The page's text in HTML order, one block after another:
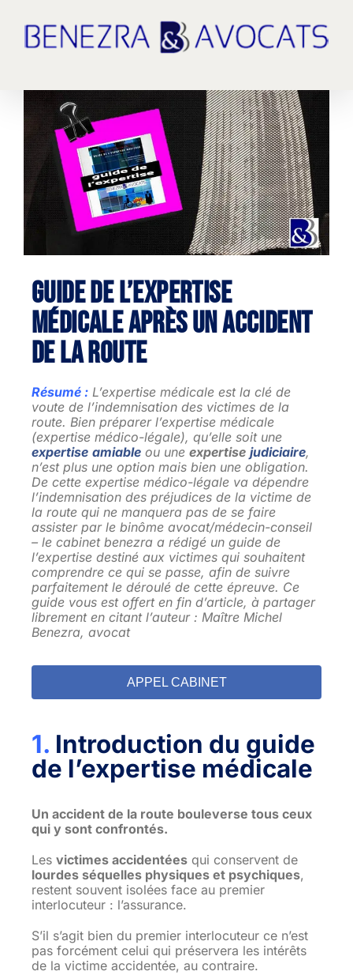
contenu
l'image
agrandie
GUIDE DE L’EXPERTISE
MÉDICALE APRÈS UN ACCIDENT
DE LA ROUTE
Résumé : L’expertise médicale est la clé de
voute de l’indemnisation des victimes de la
route. Bien préparer l’expertise médicale
(expertise médico-légale), qu’elle soit une
expertise amiable ou une expertise judiciaire,
n’est plus une option mais bien une obligation.
De cette expertise médico-légale va dépendre
l’indemnisation des préjudices de la victime de
la route qui ne manquera pas de se faire
assister par le binôme avocat/médecin-conseil
– le cabinet benezra a rédigé un guide de
l’expertise destiné aux victimes qui souhaitent
comprendre ce qui se passe, afin de suivre
parfaitement le déroulé de cette épreuve. Ce
guide vous est offert en fin d’article, à partager
librement en citant l’auteur : Maître Michel
Benezra, avocat
APPEL CABINET
1. Introduction du guide
de l’expertise médicale
Un accident de la route bouleverse tous ceux
qui y sont confrontés.
Les victimes accidentées qui conservent de
lourdes séquelles physiques et psychiques,
restent souvent isolées face au premier
interlocuteur : l’assurance.
S’il s’agit bien du premier interlocuteur ce n’est
pas forcément celui qui préservera les intérêts
de la victime accidentée, au contraire.